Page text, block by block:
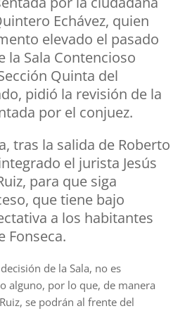
Echávez, quien
elevado el pasado
la Sala Contencioso
Quinta del
pidió la revisión de la
por el conjuez.
tras la salida de Roberto
el jurista Jesús
para que siga
que tiene bajo
a los habitantes
Fonseca.
de la Sala, no es
alguno, por lo que, de manera
se podrán al frente del